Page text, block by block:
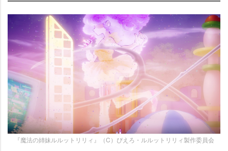
『魔法の姉妹ルルットリリィ』（C）ぴえろ・ルルットリリィ製作委員会